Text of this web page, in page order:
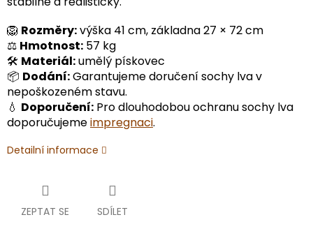
🦁 Rozměry:výška 41 cm, základna 27 × 72 cm
⚖️ Hmotnost: 57 kg
🛠️ Materiál:umělý pískovec
📦 Dodání:Garantujeme doručení sochy lva v
nepoškozeném stavu.
💧 Doporučení: Pro dlouhodobou ochranu sochy lva
doporučujemeimpregnaci.
Detailní informace
ZEPTAT SE SDÍLET